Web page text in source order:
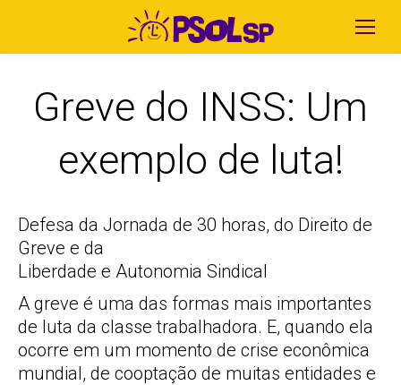
Greve do INSS: Um
exemplo de luta!
Defesa da Jornada de 30 horas, do Direito de
Greve e da
Liberdade e Autonomia Sindical
A greve é uma das formas mais importantes
de luta da classe trabalhadora. E, quando ela
ocorre em um momento de crise econômica
mundial, de cooptação de muitas entidades e